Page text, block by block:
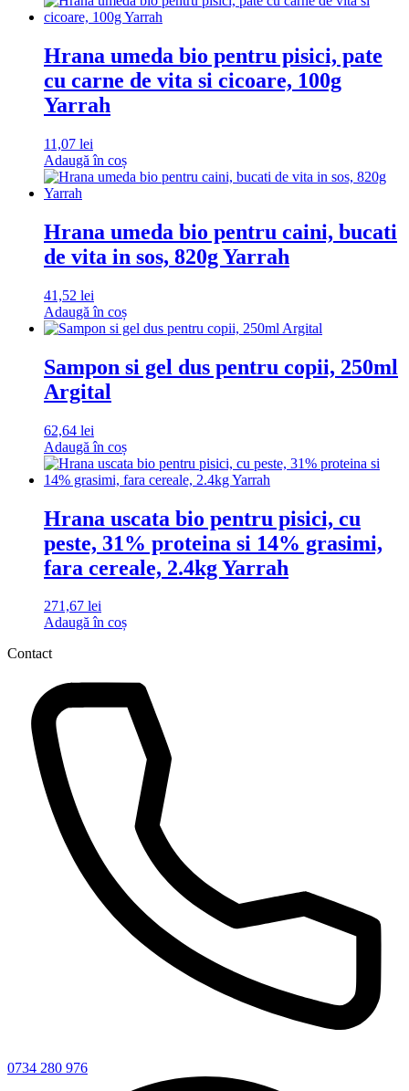
Hrana umeda bio pentru pisici, pate
cu carne de vita si cicoare, 100g
Yarrah
11,07 lei
Adaugă în coș
Hrana umeda bio pentru caini, bucati
de vita in sos, 820g Yarrah
41,52 lei
Adaugă în coș
Sampon si gel dus pentru copii, 250ml
Argital
62,64 lei
Adaugă în coș
Hrana uscata bio pentru pisici, cu
peste, 31% proteina si 14% grasimi,
fara cereale, 2.4kg Yarrah
271,67 lei
Adaugă în coș
Contact
0734 280 976